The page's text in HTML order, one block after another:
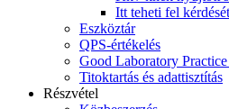
Itt teheti fel kérdését
Eszköztár
QPS-értékelés
Good Laboratory
Titoktartás és adattisztítás
Részvétel